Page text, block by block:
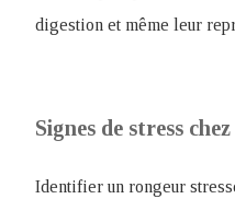
digestion et même leur
Signes de stress
Identifier un rongeur